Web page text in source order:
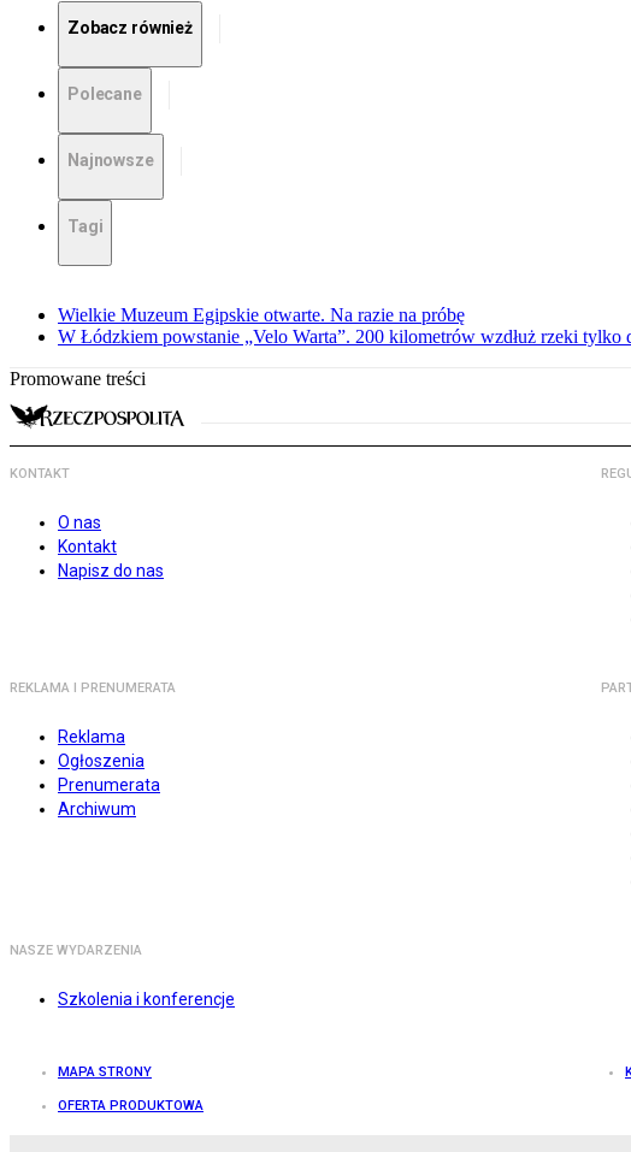
Zobacz również
Polecane
Najnowsze
Tagi
Wielkie Muzeum Egipskie otwarte. Na razie na próbę
W Łódzkiem powstanie „Velo Warta”. 200 kilometrów wzdłuż rzeki tylko
Promowane treści
KONTAKT
O nas
Kontakt
Napisz do nas
REKLAMA I PRENUMERATA
Reklama
Ogłoszenia
Prenumerata
Archiwum
NASZE WYDARZENIA
Szkolenia i konferencje
MAPA STRONY
OFERTA PRODUKTOWA